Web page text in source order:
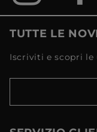
TUTTE LE
Iscriviti e scopri